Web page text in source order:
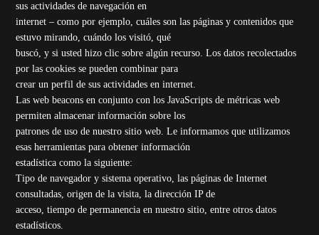
sus actividades de navegación en
internet – como por ejemplo, cuáles son las páginas y contenidos que
estuvo mirando, cuándo los visitó, qué
buscó, y si usted hizo clic sobre algún recurso. Los datos recolectados
por las cookies se pueden combinar para
crear un perfil de sus actividades en internet.
Las web beacons en conjunto con los JavaScripts de métricas web
permiten almacenar información sobre los
patrones de uso de nuestro sitio web. Le informamos que utilizamos
esas herramientas para obtener información
estadística como la siguiente:
Tipo de navegador y sistema operativo, las páginas de Internet
consultadas, origen de la visita, la dirección IP de
acceso, tiempo de permanencia en nuestro sitio, entre otros datos
estadísticos.